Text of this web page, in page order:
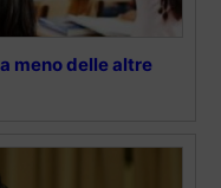
meno delle altre